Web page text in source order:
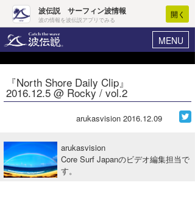
波伝説 サーフィン波情報
波の情報を波伝説アプリでみる
開く
MENU
ヘルプ マイホーム
ログイン
波情報･概況
WAVE HUNTER 波予想ツール
『North Shore Daily Clip』
2016.12.5 @ Rocky / vol.2
arukasvision 2016.12.09
arukasvision
Core Surf Japanのビデオ編集担当で
す。
Core Surf Japan
アート＆エンタメ